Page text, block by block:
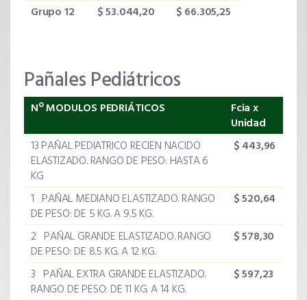
Grupo 12
$53.044,20 $66.305,25
Pañales Pediátricos
Nº MODULOS PEDRIÁTICOS
Fcia x
Unidad
13 PAÑAL PEDIATRICO RECIEN NACIDO
ELASTIZADO. RANGO DE PESO: HASTA 6
KG
$443,96
1 PAÑAL MEDIANO ELASTIZADO. RANGO
DE PESO: DE 5 KG. A 9.5 KG.
$520,64
2 PAÑAL GRANDE ELASTIZADO. RANGO
DE PESO: DE 8.5 KG. A 12 KG.
$ 578,30
3 PAÑAL EXTRA GRANDE ELASTIZADO.
RANGO DE PESO: DE 11 KG. A 14 KG.
$597,23